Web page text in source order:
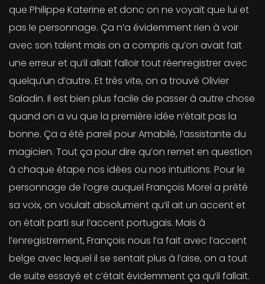
que Philippe Katerine et donc on ne voyait que lui et
pas le personnage. Ça n’a évidemment rien à voir
avec son talent mais on a compris qu’on avait fait
une erreur et qu’il allait falloir tout réenregistrer avec
quelqu’un d’autre. Et très vite, on a trouvé Olivier
Saladin. Il est bien plus facile de passer à autre chose
quand on a vu que la première idée n’était pas la
bonne. Ça a été pareil pour Amabilé, l’assistante du
magicien. Tout ça pour dire qu’on remet en question
à chaque étape nos idées ou nos intuitions. Pour le
personnage de l’ogre auquel François Morel a prêté
sa voix, on voulait absolument qu’il ait un accent et
on était parti sur l’accent portugais. Mais à
l’enregistrement, François nous l’a fait avec l’accent
belge avec lequel il se sentait plus à l’aise, on a tout
de suite essayé et c’était évidemment ça qu’il fallait.